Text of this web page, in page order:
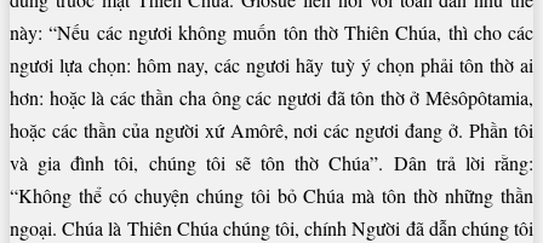
này: “Nếu các ngươi không muốn tôn thờ Thiên Chúa, thì cho các
ngươi lựa chọn: hôm nay, các ngươi hãy tuỳ ý chọn phải tôn thờ ai
hơn: hoặc là các thần cha ông các ngươi đã tôn thờ ở Mêsôpôtamia,
hoặc các thần của người xứ Amôrê, nơi các ngươi đang ở. Phần tôi
và gia đình tôi, chúng tôi sẽ tôn thờ Chúa”. Dân trả lời rằng:
“Không thể có chuyện chúng tôi bỏ Chúa mà tôn thờ những thần
ngoại. Chúa là Thiên Chúa chúng tôi, chính Người đã dẫn chúng tôi